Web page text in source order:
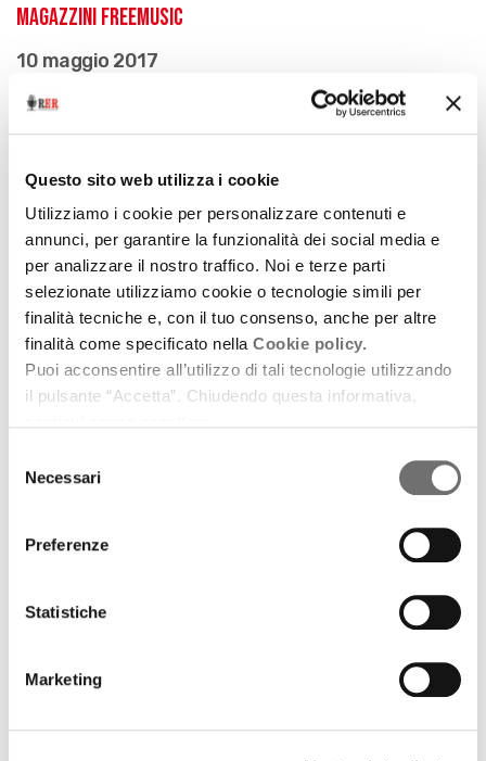
Questo sito web utilizza i cookie
Utilizziamo i cookie per personalizzare contenuti e
annunci, per garantire la funzionalità dei social media e
per analizzare il nostro traffico. Noi e terze parti
selezionate utilizziamo cookie o tecnologie simili per
finalità tecniche e, con il tuo consenso, anche per altre
finalità come specificato nella Cookie policy.
Puoi acconsentire all’utilizzo di tali tecnologie utilizzando
il pulsante “Accetta”. Chiudendo questa informativa,
delNecessari
Preferenze
Statistiche
Marketing
Magazzini FreeMusic
10 maggio 2017
La selezione musicale da Magazzini Sonori
Ascolta downloadPodcast
Verranno premiati Enrico Mentana, Licia Colò,
Radio Immaginaria e il progetto “Sognando Gianni
Morandi”